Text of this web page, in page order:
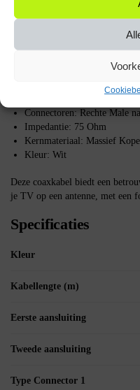
aan de antenne-uitgang te
mogelijk om de kabel dicht
Connectoren: Rechte Male
Impedantie: 75 Ohm
Kernmateriaal: Massief
Kleur: Wit
Deze coaxkabel biedt een
je TV op een antenne, met een
Specificaties
Kleur
Kabellengte (m)
Eerste aansluiting
Tweede aansluiting
Type Connector 1